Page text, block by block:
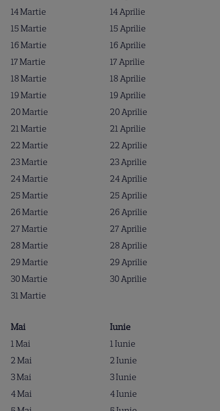
14 Martie
15 Martie
16 Martie
17 Martie
18 Martie
19 Martie
20 Martie
21 Martie
22 Martie
23 Martie
24 Martie
25 Martie
26 Martie
27 Martie
28 Martie
29 Martie
30 Martie
31 Martie
14 Aprilie
15 Aprilie
16 Aprilie
17 Aprilie
18 Aprilie
19 Aprilie
20 Aprilie
21 Aprilie
22 Aprilie
23 Aprilie
24 Aprilie
25 Aprilie
26 Aprilie
27 Aprilie
28 Aprilie
29 Aprilie
30 Aprilie
Mai
1 Mai
2 Mai
3 Mai
4 Mai
Iunie
1 Iunie
2 Iunie
3 Iunie
4 Iunie